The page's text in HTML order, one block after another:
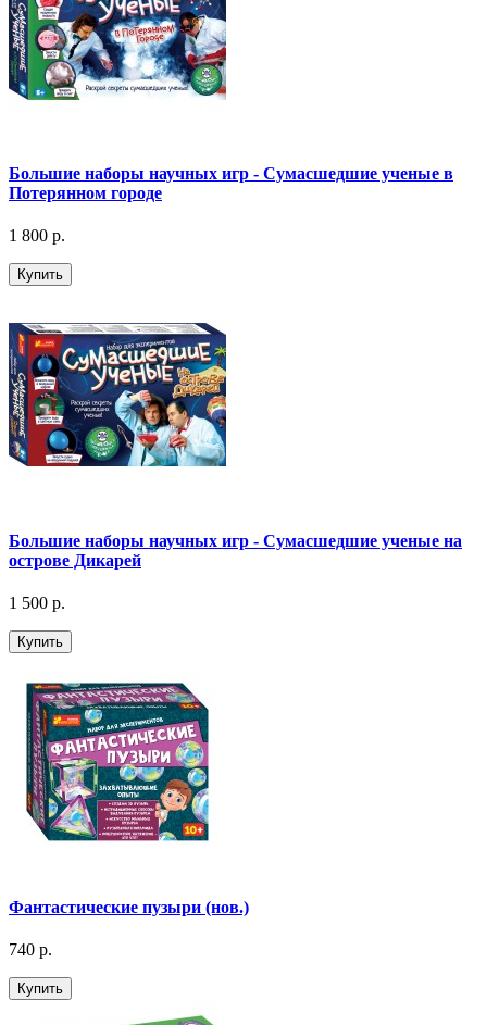
Большие наборы научных игр - Сумасшедшие ученые в
Потерянном городе
1 800 р.
Купить
Большие наборы научных игр - Сумасшедшие ученые на
острове Дикарей
1 500 р.
Купить
Фантастические пузыри (нов.)
740 р.
Купить